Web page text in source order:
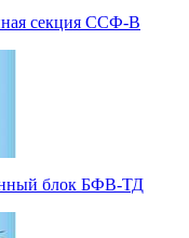
секция ССФ-В
блок БФВ-ТД